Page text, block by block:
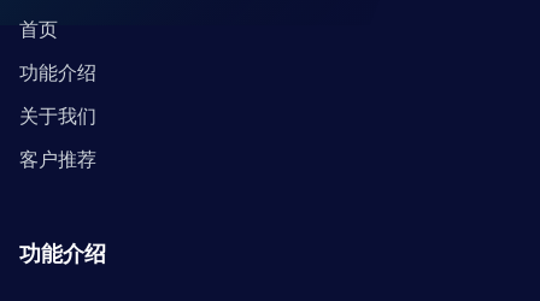
首页
功能介绍
关于我们
客户推荐
功能介绍